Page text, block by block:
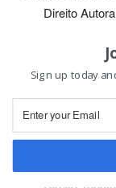
Direito
Direito do
Direito Penal
Direito
Direito
Sign up today